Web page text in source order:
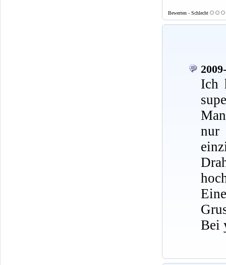
Bewerten - Schlecht
Ich
nur
Bei